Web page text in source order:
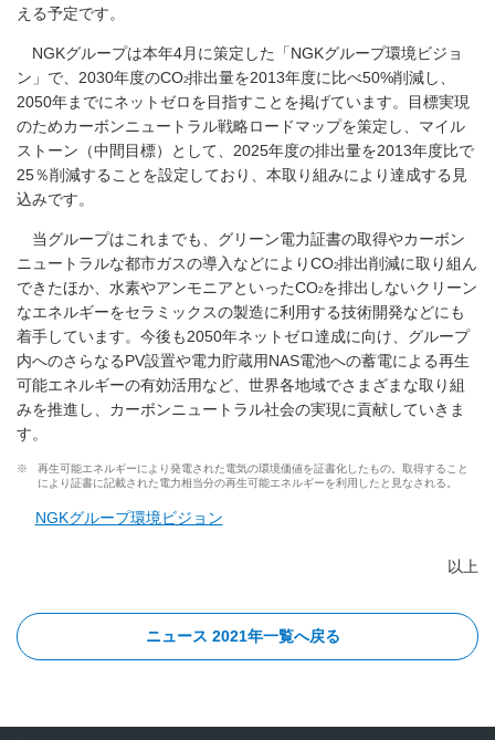
える予定です。
NGKグループは本年4月に策定した「NGKグループ環境ビジョ
ン」で、2030年度のCO2排出量を2013年度に比べ50%削減し、
2050年までにネットゼロを目指すことを掲げています。目標実現
のためカーボンニュートラル戦略ロードマップを策定し、マイル
ストーン（中間目標）として、2025年度の排出量を2013年度比で
25％削減することを設定しており、本取り組みにより達成する見
込みです。
当グループはこれまでも、グリーン電力証書の取得やカーボン
ニュートラルな都市ガスの導入などによりCO2排出削減に取り組ん
できたほか、水素やアンモニアといったCO2を排出しないクリーン
なエネルギーをセラミックスの製造に利用する技術開発などにも
着手しています。今後も2050年ネットゼロ達成に向け、グループ
内へのさらなるPV設置や電力貯蔵用NAS電池への蓄電による再生
可能エネルギーの有効活用など、世界各地域でさまざまな取り組
みを推進し、カーボンニュートラル社会の実現に貢献していきま
す。
※
再生可能エネルギーにより発電された電気の環境価値を証書化したもの。取得すること
により証書に記載された電力相当分の再生可能エネルギーを利用したと見なされる。
NGKグループ環境ビジョン
以上
ニュース 2021年一覧へ戻る